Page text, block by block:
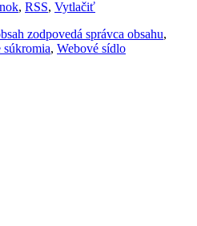
, RSS, Vytlačiť
zodpovedá správca obsahu,
súkromia, Webové sídlo